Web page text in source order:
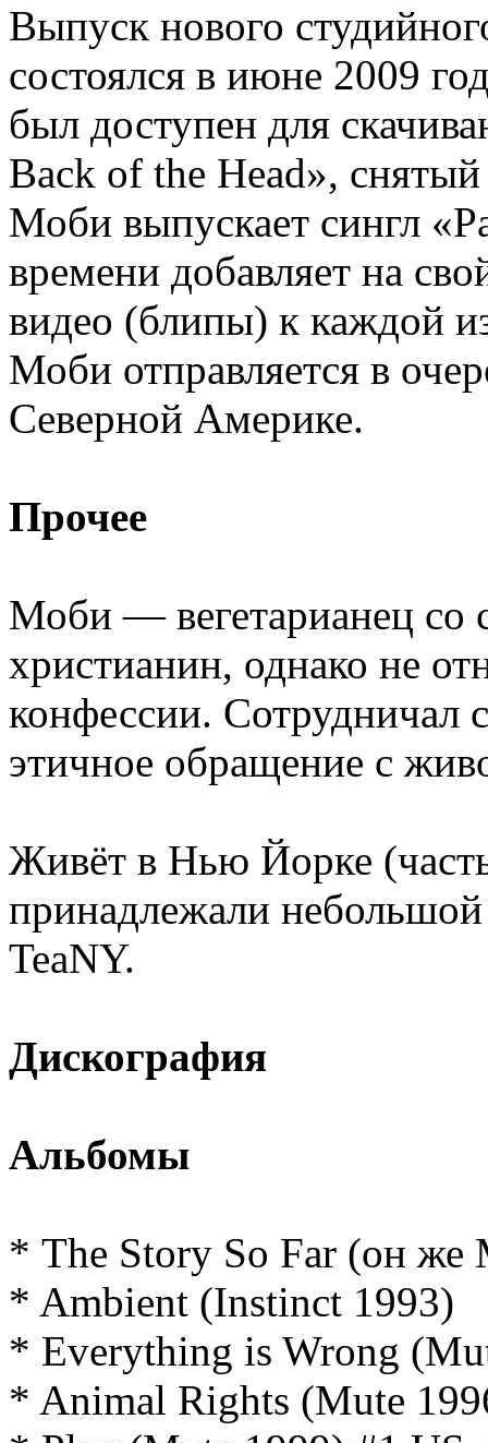
Выпуск нового
состоялся в июне 2009
был доступен для
Back of the Head»,
Моби выпускает сингл
времени добавляет на
видео (блипы) к каждой
Моби отправляется в
Северной Америке.
Прочее
Моби — вегетарианец
христианин, однако не
конфессии. Сотрудничал
этичное обращение с
Живёт в Нью Йорке
принадлежали
TeaNY.
Дискография
Альбомы
* The Story So Far (он же
* Ambient (Instinct 1993)
* Everything is Wrong
* Animal Rights (Mute